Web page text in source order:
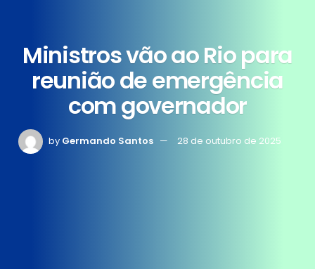
Ministros vão ao Rio para
reunião de emergência
com governador
by Germando Santos 28 de outubro de 2025